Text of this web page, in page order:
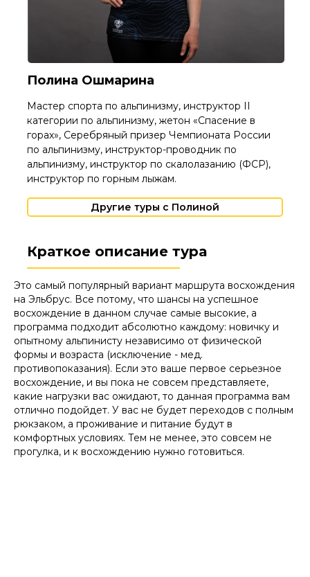
Полина Ошмарина
Мастер спорта по альпинизму, инструктор II
категории по альпинизму, жетон «Спасение в
горах», Серебряный призер Чемпионата России
по альпинизму, инструктор-проводник по
альпинизму, инструктор по скалолазанию (ФСР),
инструктор по горным лыжам.
Другие туры с Полиной
Краткое описание тура
Это самый популярный вариант маршрута восхождения
на Эльбрус. Все потому, что шансы на успешное
восхождение в данном случае самые высокие, а
программа подходит абсолютно каждому: новичку и
опытному альпинисту независимо от физической
формы и возраста (исключение - мед.
противопоказания). Если это ваше первое серьезное
восхождение, и вы пока не совсем представляете,
какие нагрузки вас ожидают, то данная программа вам
отлично подойдет. У вас не будет переходов с полным
рюкзаком, а проживание и питание будут в
комфортных условиях. Тем не менее, это совсем не
прогулка, и к восхождению нужно готовиться.